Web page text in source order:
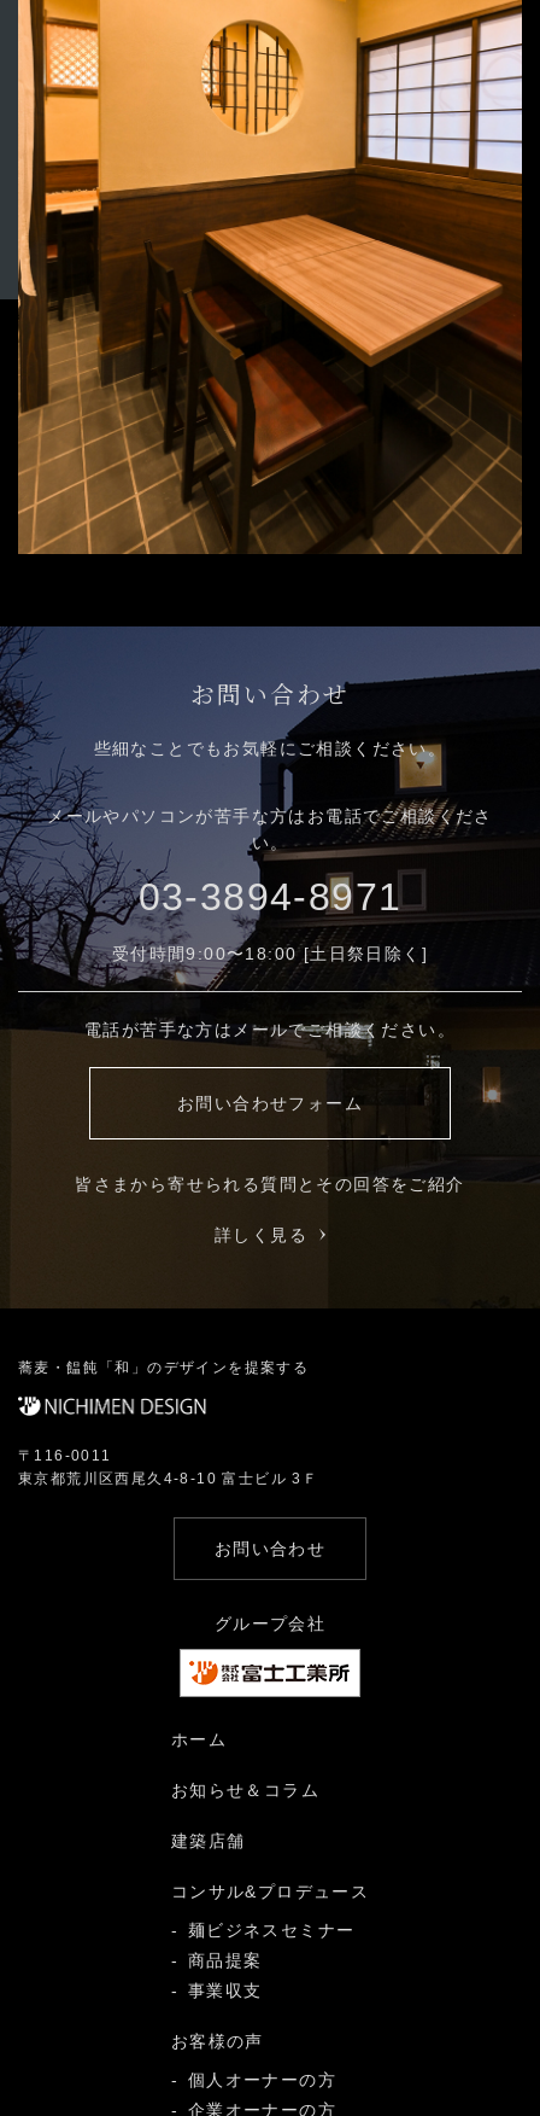
お問い合わせ
些細なことでもお気軽にご相談ください。
メールやパソコンが苦手な方はお電話でご相談くださ
い。
03-3894-8971
受付時間9:00〜18:00 [土日祭日除く]
電話が苦手な方はメールでご相談ください。
お問い合わせフォーム
皆さまから寄せられる質問とその回答をご紹介
詳しく見る
蕎麦・饂飩「和」のデザインを提案する
〒116-0011
東京都荒川区西尾久4-8-10 富士ビル 3Ｆ
お問い合わせ
グループ会社
ホーム
お知らせ＆コラム
建築店舗
コンサル&プロデュース
麺ビジネスセミナー
商品提案
事業収支
お客様の声
個人オーナーの方
企業オーナーの方